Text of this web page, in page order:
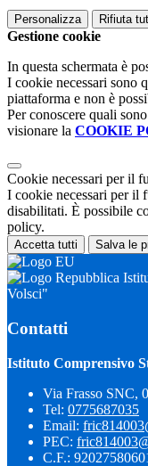
Personalizza Rifiuta
Gestione cookie
In questa schermata è
I cookie necessari sono
piattaforma e non è
Per conoscere quali
visionare la COOKIE
Cookie necessari per il
I cookie necessari per il
disabilitati. È possibile
policy.
Accetta tutti Salva le
Volsci"
Contatti
Istituto Comprensivo
Via Frasso SNC,
Tel: 0775687035
Email:
PEC:
C.F.: